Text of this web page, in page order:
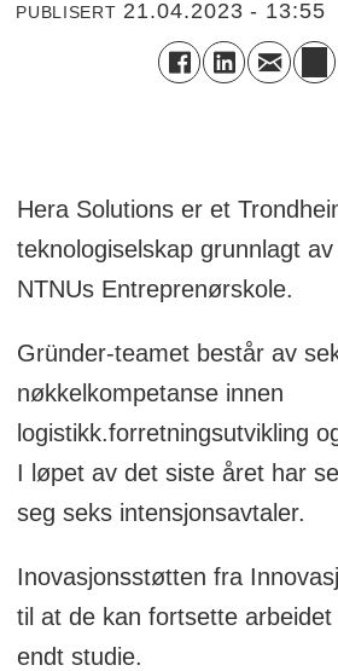
PUBLISERT 21.04.2023 - 13:55
Hera Solutions er et
teknologiselskap grunnlagt
NTNUs Entreprenørskole.
Gründer-teamet består av
nøkkelkompetanse innen
logistikk.forretningsutvikling
I løpet av det siste året har
seg seks intensjonsavtaler.
Inovasjonsstøtten fra
til at de kan fortsette
endt studie.